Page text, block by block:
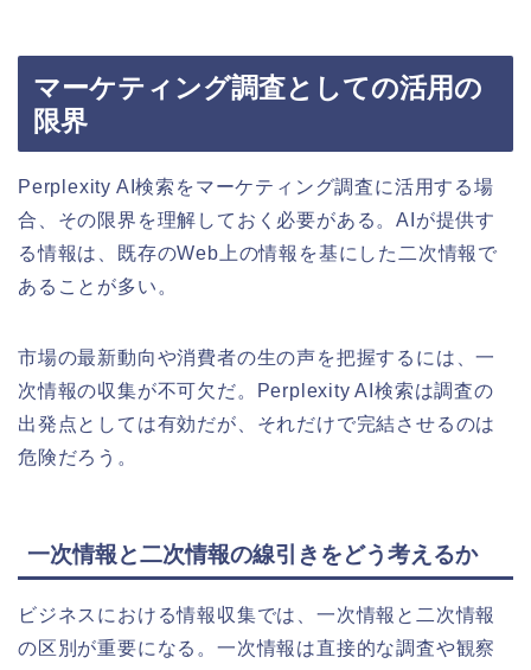
マーケティング調査としての活用の
限界
Perplexity AI検索をマーケティング調査に活用する場
合、その限界を理解しておく必要がある。AIが提供す
る情報は、既存のWeb上の情報を基にした二次情報で
あることが多い。
市場の最新動向や消費者の生の声を把握するには、一
次情報の収集が不可欠だ。Perplexity AI検索は調査の
出発点としては有効だが、それだけで完結させるのは
危険だろう。
一次情報と二次情報の線引きをどう考えるか
ビジネスにおける情報収集では、一次情報と二次情報
の区別が重要になる。一次情報は直接的な調査や観察